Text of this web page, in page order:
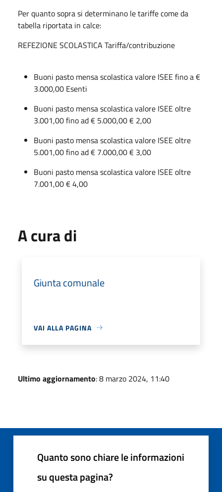
Per quanto sopra si determinano le tariffe come da
tabella riportata in calce:
REFEZIONE SCOLASTICA Tariffa/contribuzione
Buoni pasto mensa scolastica valore ISEE fino a €
3.000,00 Esenti
Buoni pasto mensa scolastica valore ISEE oltre
3.001,00 fino ad € 5.000,00 € 2,00
Buoni pasto mensa scolastica valore ISEE oltre
5.001,00 fino ad € 7.000,00 € 3,00
Buoni pasto mensa scolastica valore ISEE oltre
7.001,00 € 4,00
A cura di
Giunta comunale
VAI ALLA PAGINA
Ultimo aggiornamento: 8 marzo 2024, 11:40
Quanto sono chiare le informazioni
su questa pagina?